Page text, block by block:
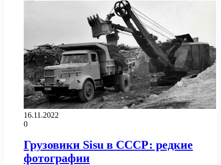
16.11.2022
0
Грузовики Sisu в СССР: редкие
фотографии